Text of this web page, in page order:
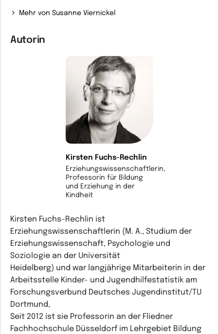
Mehr von Susanne Viernickel
Autorin
Kirsten Fuchs-Rechlin
Erziehungswissenschaftlerin,
Professorin für Bildung
und Erziehung in der
Kindheit
Kirsten Fuchs-Rechlin ist
Erziehungswissenschaftlerin (M. A., Studium der
Erziehungswissenschaft, Psychologie und
Soziologie an der Universität
Heidelberg) und war langjährige Mitarbeiterin in der
Arbeitsstelle Kinder- und Jugendhilfestatistik am
Forschungsverbund Deutsches Jugendinstitut/TU
Dortmund,
Seit 2012 ist sie Professorin an der Fliedner
Fachhochschule Düsseldorf im Lehrgebiet Bildung